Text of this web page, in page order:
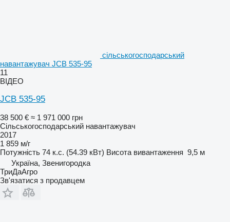
сільськогосподарський
навантажувач JCB 535-95
11
ВІДЕО
JCB 535-95
38 500 € ≈ 1 971 000 грн
Сільськогосподарський навантажувач
2017
1 859 м/г
Потужність 74 к.с. (54.39 кВт) Висота вивантаження 9,5 м
Україна, Звенигородка
ТриДаАгро
Зв'язатися з продавцем